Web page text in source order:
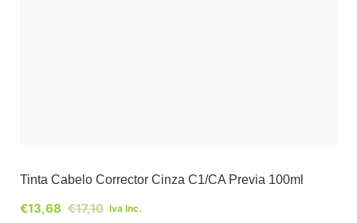
Tinta Cabelo Corrector Cinza C1/CA Previa 100ml
€17,10
€13,68 Iva Inc.